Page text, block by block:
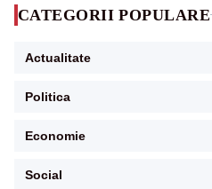
CATEGORII POPULARE
Actualitate
Politica
Economie
Social